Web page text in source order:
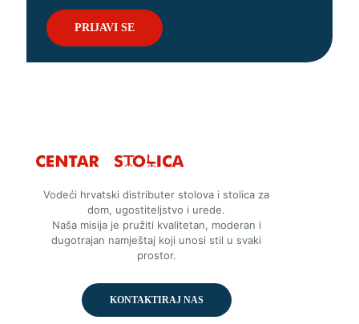
Vodeći hrvatski distributer stolova i stolica za
dom, ugostiteljstvo i urede.
Naša misija je pružiti kvalitetan, moderan i
dugotrajan namještaj koji unosi stil u svaki
prostor.
KONTAKTIRAJ NAS